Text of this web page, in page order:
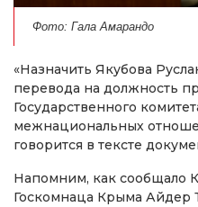
Фото: Гала Амарандо
«Назначить Якубова
перевода на должность
Государственного
межнациональных
говорится в тексте
Напомним, как сообщало
Госкомнаца Крыма Айдер